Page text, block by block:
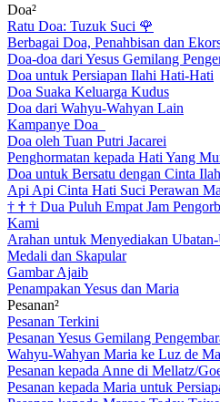
Doa²
Ratu Doa: Tuzuk Suci 🌹
Berbagai Doa, Penahbisan dan
Doa-doa dari Yesus Gemilang
Doa untuk Persiapan Ilahi Hati-Hati
Doa Suaka Keluarga Kudus
Doa dari Wahyu-Wahyan Lain
Kampanye Doa
Doa oleh Tuan Putri Jacarei
Penghormatan kepada Hati Yang
Doa untuk Bersatu dengan Cinta
Api Api Cinta Hati Suci Perawan
† † † Dua Puluh Empat Jam
Kami
Arahan untuk Menyediakan
Medali dan Skapular
Gambar Ajaib
Penampakan Yesus dan Maria
Pesanan²
Pesanan Terkini
Pesanan Yesus Gemilang
Wahyu-Wahyan Maria ke Luz de
Pesanan kepada Anne di Mellatz/
Pesanan kepada Maria untuk